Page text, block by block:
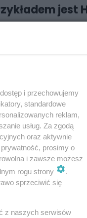
jest
im pomóc,
i przechowujemy
standardowe
reklam,
usług. Za zgodą
oraz aktywnie
prosimy o
i zawsze możesz
rogu strony
sprzeciwić się
z naszych serwisów